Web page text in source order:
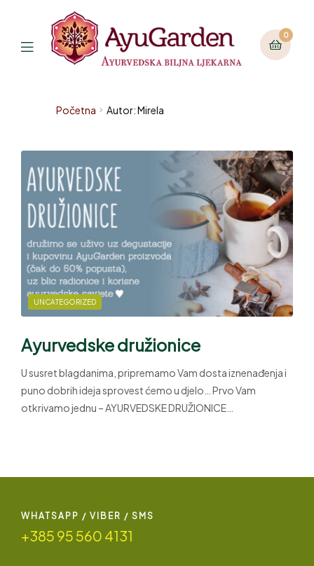
0
Početna Autor: Mirela
UNCATEGORIZED
Ayurvedske družionice
U susret blagdanima, pripremamo Vam dosta iznenađenja i
puno dobrih ideja sprovest ćemo u djelo… Prvo Vam
otkrivamo jednu – AYURVEDSKE DRUŽIONICE…
WHATSAPP / VIBER / SMS
+385 95 560 4131